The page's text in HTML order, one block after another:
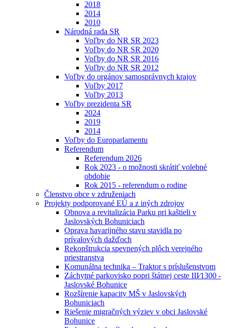
2018
2014
2010
Národná rada SR
Voľby do NR SR 2023
Voľby do NR SR 2020
Voľby do NR SR 2016
Voľby do NR SR 2012
Voľby do orgánov samosprávnych krajov
Voľby 2017
Voľby 2013
Voľby prezidenta SR
2024
2019
2014
Voľby do Europarlamentu
Referendum
Referendum 2026
Rok 2023 - o možnosti skrátiť volebné
obdobie
Rok 2015 - referendum o rodine
Členstvo obce v združeniach
Projekty podporované EÚ a z iných zdrojov
Obnova a revitalizácia Parku pri kaštieli v
Jaslovských Bohuniciach
Oprava havarijného stavu stavidla po
prívalových dažďoch
Rekonštrukcia spevnených plôch verejného
priestranstva
Komunálna technika – Traktor s príslušenstvom
Záchytné parkovisko popri štátnej ceste III⁄1300 -
Jaslovské Bohunice
Rozšírenie kapacity MŠ v Jaslovských
Bohuniciach
Riešenie migračných výziev v obci Jaslovské
Bohunice